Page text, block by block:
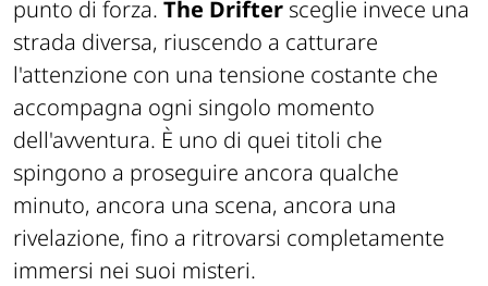
punto di forza. The Drifter sceglie invece una
strada diversa, riuscendo a catturare
l'attenzione con una tensione costante che
accompagna ogni singolo momento
dell'avventura. È uno di quei titoli che
spingono a proseguire ancora qualche
minuto, ancora una scena, ancora una
rivelazione, fino a ritrovarsi completamente
immersi nei suoi misteri.